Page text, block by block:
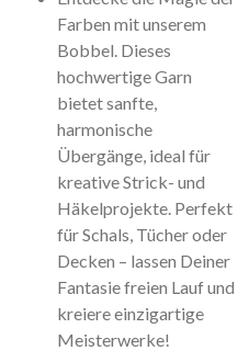
Farben mit unserem
Bobbel. Dieses
hochwertige Garn
bietet sanfte,
harmonische
Übergänge, ideal für
kreative Strick- und
Häkelprojekte. Perfekt
für Schals, Tücher oder
Decken – lassen Deiner
Fantasie freien Lauf und
kreiere einzigartige
Meisterwerke!